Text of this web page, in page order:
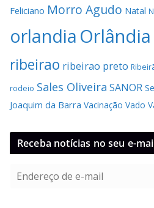
Feliciano Morro Agudo Natal
orlandia Orlândia
ribeirao ribeirao preto
rodeio Sales Oliveira SANOR
Joaquim da Barra Vacinação Vado
Receba notícias no seu e-